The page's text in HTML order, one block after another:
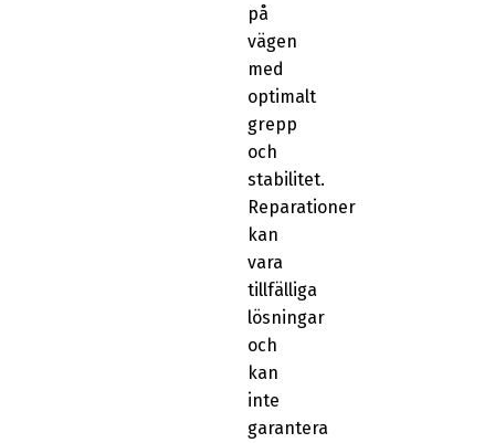
på
vägen
med
optimalt
grepp
och
stabilitet.
Reparationer
kan
vara
tillfälliga
lösningar
och
kan
inte
garantera